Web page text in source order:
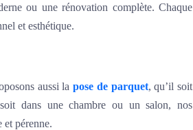
ou une rénovation complète. Chaque
et esthétique.
aussi la pose de parquet, qu’il soit
dans une chambre ou un salon, nos
et pérenne.